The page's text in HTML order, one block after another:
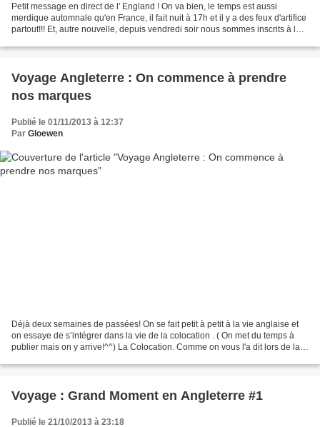
Petit message en direct de l' England ! On va bien, le temps est aussi
merdique automnale qu'en France, il fait nuit à 17h et il y a des feux d'artifice
partout!!! Et, autre nouvelle, depuis vendredi soir nous sommes inscrits à la
Voyage Angleterre : On commence à prendre
nos marques
Publié le 01/11/2013 à 12:37
Par Gloewen
Déjà deux semaines de passées! On se fait petit à petit à la vie anglaise et
on essaye de s’intégrer dans la vie de la colocation . ( On met du temps à
publier mais on y arrive!^^) La Colocation. Comme on vous l'a dit lors de la
Voyage : Grand Moment en Angleterre #1
Publié le 21/10/2013 à 23:18